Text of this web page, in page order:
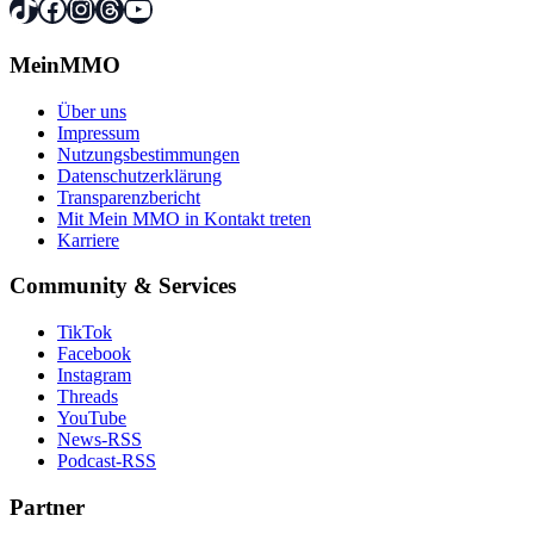
TikTok
Facebook
Instagram
Threads
YouTube
MeinMMO
Über uns
Impressum
Nutzungsbestimmungen
Datenschutzerklärung
Transparenzbericht
Mit Mein MMO in Kontakt treten
Karriere
Community & Services
TikTok
Facebook
Instagram
Threads
YouTube
News-RSS
Podcast-RSS
Partner